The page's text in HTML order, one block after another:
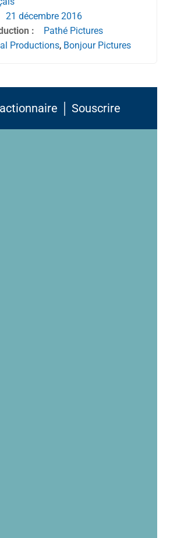
21 décembre 2016
:
Pathé Pictures
Productions, Bonjour Pictures
│ Souscrire